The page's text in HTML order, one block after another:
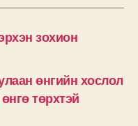
зохион
өнгийн хослол
төрхтэй